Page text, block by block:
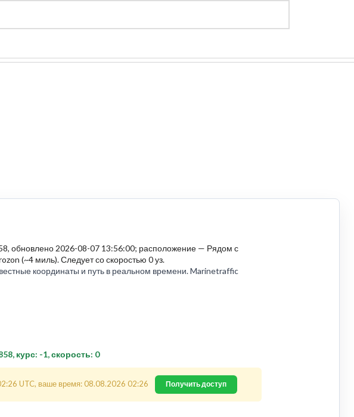
обновлено 2026-08-07 13:56:00; расположение — Рядом с
(~4 миль). Следует со скоростью 0 уз.
координаты и путь в реальном времени. Marinetraffic
курс: -1, скорость: 0
UTC, ваше время: 08.08.2026 02:26 Получить доступ